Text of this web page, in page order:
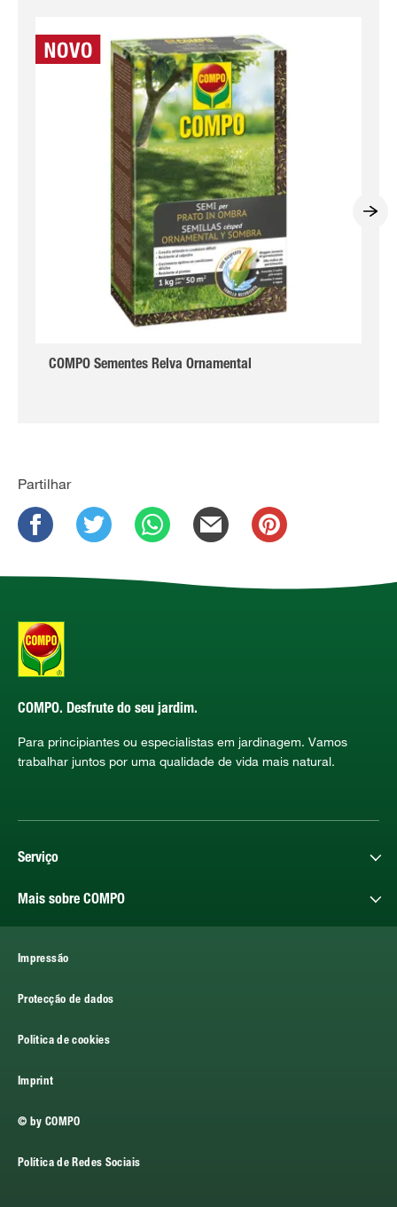
COMPO Sementes Relva Ornamental
Partilhar
COMPO. Desfrute do seu jardim.
Para principiantes ou especialistas em jardinagem. Vamos
trabalhar juntos por uma qualidade de vida mais natural.
Serviço
Mais sobre COMPO
Impressão
Protecção de dados
Politica de cookies
Imprint
© by COMPO
Política de Redes Sociais